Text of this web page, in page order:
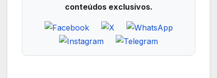
conteúdos exclusivos.